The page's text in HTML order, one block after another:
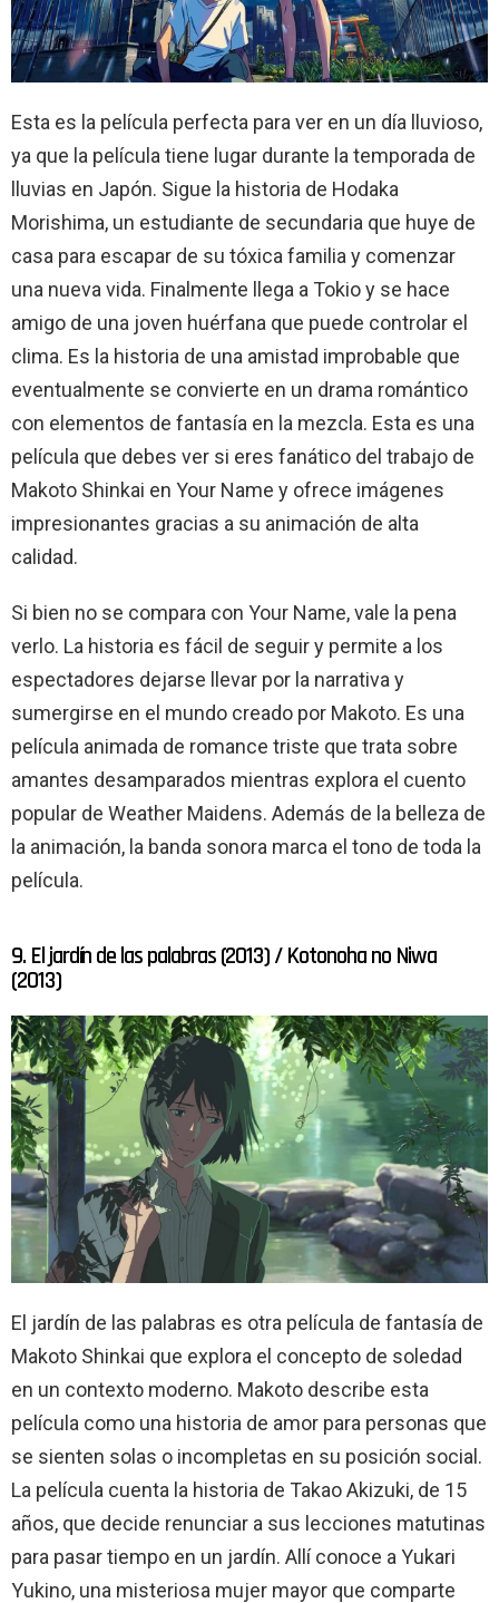
Esta es la película perfecta para ver en un día lluvioso,
ya que la película tiene lugar durante la temporada de
lluvias en Japón. Sigue la historia de Hodaka
Morishima, un estudiante de secundaria que huye de
casa para escapar de su tóxica familia y comenzar
una nueva vida. Finalmente llega a Tokio y se hace
amigo de una joven huérfana que puede controlar el
clima. Es la historia de una amistad improbable que
eventualmente se convierte en un drama romántico
con elementos de fantasía en la mezcla. Esta es una
película que debes ver si eres fanático del trabajo de
Makoto Shinkai en Your Name y ofrece imágenes
impresionantes gracias a su animación de alta
calidad.
Si bien no se compara con Your Name, vale la pena
verlo. La historia es fácil de seguir y permite a los
espectadores dejarse llevar por la narrativa y
sumergirse en el mundo creado por Makoto. Es una
película animada de romance triste que trata sobre
amantes desamparados mientras explora el cuento
popular de Weather Maidens. Además de la belleza de
la animación, la banda sonora marca el tono de toda la
película.
9. El jardín de las palabras (2013) / Kotonoha no Niwa
(2013)
El jardín de las palabras es otra película de fantasía de
Makoto Shinkai que explora el concepto de soledad
en un contexto moderno. Makoto describe esta
película como una historia de amor para personas que
se sienten solas o incompletas en su posición social.
La película cuenta la historia de Takao Akizuki, de 15
años, que decide renunciar a sus lecciones matutinas
para pasar tiempo en un jardín. Allí conoce a Yukari
Yukino, una misteriosa mujer mayor que comparte